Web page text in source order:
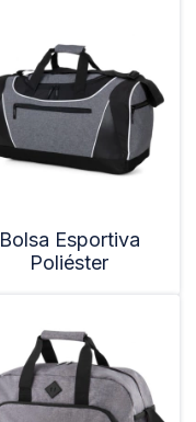
Bolsa Esportiva
Poliéster